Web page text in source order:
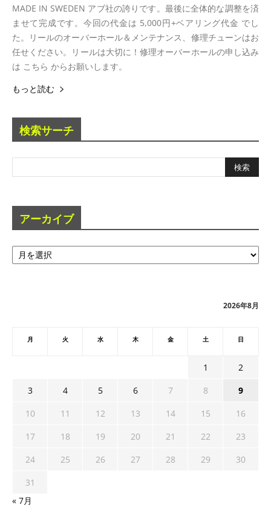
MADE IN SWEDEN アブ社の誇りです。最後に全体的な調整を済
ませて完成です。今回の代金は 5,000円+ベアリング代金 でし
た。リールのオーバーホール＆メンテナンス、修理チューンはお
任せください。リールは大切に！修理オーバーホールの申し込み
は こちら からお願いします。
もっと読む
検索サーチ
アーカイブ
ア
ー
2026年8月
月 火 水 木 金 土 日
1
2
3
4 5 6 7 8
9
10
11 12 13 14 15
16
17
18 19 20 21 22
23
24
25 26 27 28 29
30
31
« 7月